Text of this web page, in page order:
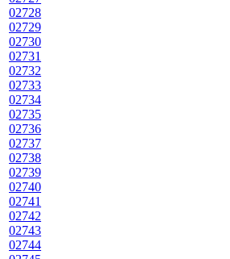
02728
02729
02730
02731
02732
02733
02734
02735
02736
02737
02738
02739
02740
02741
02742
02743
02744